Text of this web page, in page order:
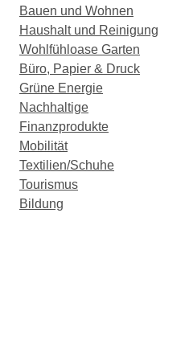
Bauen und Wohnen
Haushalt und Reinigung
Wohlfühloase Garten
Büro, Papier & Druck
Grüne Energie
Nachhaltige
Finanzprodukte
Mobilität
Textilien/Schuhe
Tourismus
Bildung